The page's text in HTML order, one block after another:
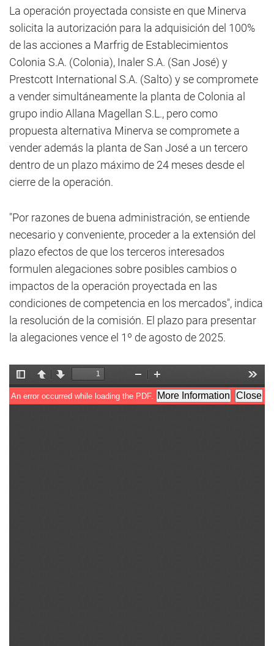
La operación proyectada consiste en que Minerva
solicita la autorización para la adquisición del 100%
de las acciones a Marfrig de Establecimientos
Colonia S.A. (Colonia), Inaler S.A. (San José) y
Prestcott International S.A. (Salto) y se compromete
a vender simultáneamente la planta de Colonia al
grupo indio Allana Magellan S.L., pero como
propuesta alternativa Minerva se compromete a
vender además la planta de San José a un tercero
dentro de un plazo máximo de 24 meses desde el
cierre de la operación.
"Por razones de buena administración, se entiende
necesario y conveniente, proceder a la extensión del
plazo efectos de que los terceros interesados
formulen alegaciones sobre posibles cambios o
impactos de la operación proyectada en las
condiciones de competencia en los mercados", indica
la resolución de la comisión. El plazo para presentar
la alegaciones vence el 1º de agosto de 2025.